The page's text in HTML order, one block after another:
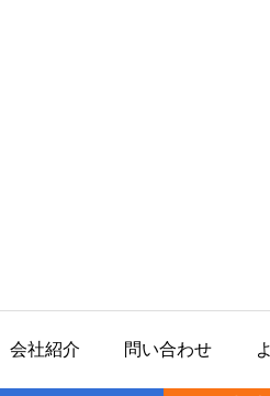
会社紹介 問い合わせ